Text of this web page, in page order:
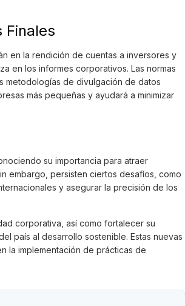
Finales
en la rendición de cuentas a inversores y
en los informes corporativos. Las normas
metodologías de divulgación de datos
más pequeñas y ayudará a minimizar
su importancia para atraer
embargo, persisten ciertos desafíos, como
y asegurar la precisión de los
corporativa, así como fortalecer su
país al desarrollo sostenible. Estas nuevas
la implementación de prácticas de